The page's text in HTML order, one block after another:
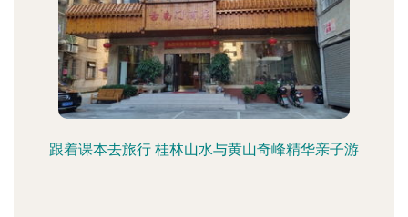
跟着课本去旅行 桂林山水与黄山奇峰精华亲子游